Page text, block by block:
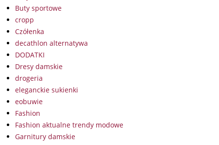
Buty sportowe
cropp
Czółenka
decathlon alternatywa
DODATKI
Dresy damskie
drogeria
eleganckie sukienki
eobuwie
Fashion
Fashion aktualne trendy modowe
Garnitury damskie